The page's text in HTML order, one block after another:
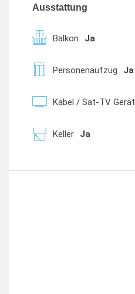
Ausstattung
Balkon Ja
Personenaufzug Ja
Kabel / Sat-TV Gerät
Keller Ja